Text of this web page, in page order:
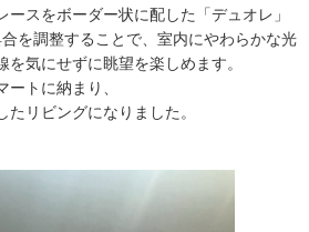
スをボーダー状に配した「デュオレ」
を調整することで、室内にやわらかな光
を気にせずに眺望を楽しめます。
ートに納まり、
たリビングになりました。